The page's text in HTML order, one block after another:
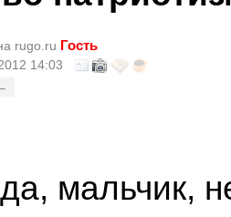
rugo.ru Гость
14:03
мальчик,